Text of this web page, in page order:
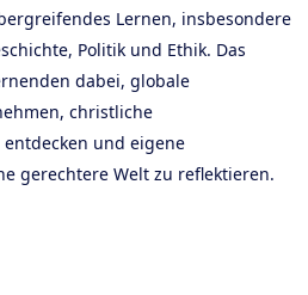
Lernen, insbesondere
Politik und Ethik. Das
dabei, globale
christliche
und eigene
gerechtere Welt zu reflektieren.